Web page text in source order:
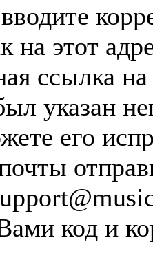
на этот
ссылка
указан
его
код и